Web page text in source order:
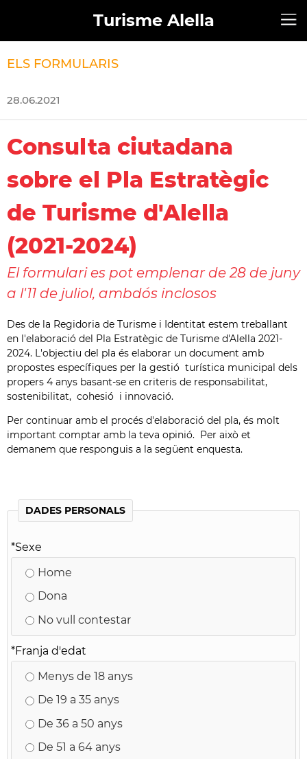
Turisme Alella
ELS FORMULARIS
28.06.2021
Consulta ciutadana
sobre el Pla Estratègic
de Turisme d'Alella
(2021-2024)
El formulari es pot emplenar de 28 de juny
a l'11 de juliol, ambdós inclosos
Des de la Regidoria de Turisme i Identitat estem treballant
en l'elaboració del Pla Estratègic de Turisme d'Alella 2021-
2024. L'objectiu del pla és elaborar un document amb
propostes específiques per la gestió turística municipal dels
propers 4 anys basant-se en criteris de responsabilitat,
sostenibilitat, cohesió i innovació.
Per continuar amb el procés d'elaboració del pla, és molt
important comptar amb la teva opinió. Per això et
demanem que responguis a la següent enquesta.
DADES PERSONALS
*Sexe
Home
Dona
No vull contestar
*Franja d'edat
Menys de 18 anys
De 19 a 35 anys
De 36 a 50 anys
De 51 a 64 anys